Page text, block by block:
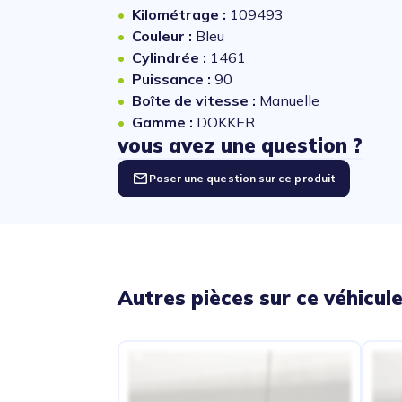
Kilométrage : 109493
Couleur : Bleu
Cylindrée : 1461
Puissance : 90
Boîte de vitesse : Manuelle
Gamme : DOKKER
vous avez une question ?
Poser une question sur ce produit
Autres pièces sur ce véhicule